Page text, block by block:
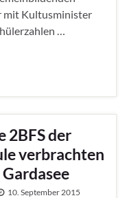
mit Kultusminister
…
2BFS der
verbrachten
10. September 2015